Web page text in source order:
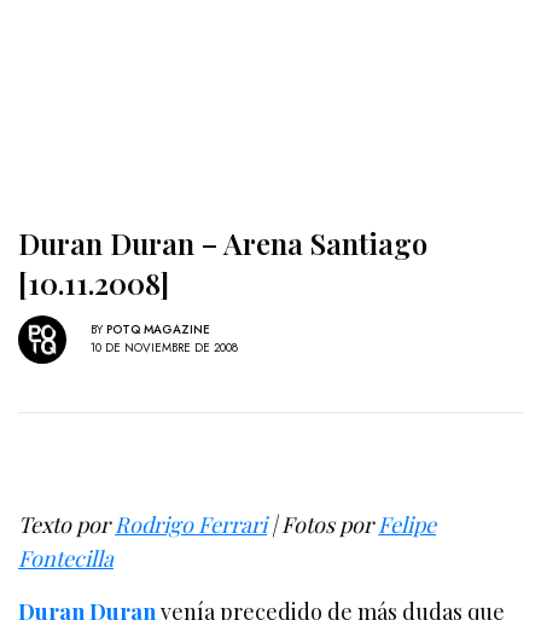
Duran Duran – Arena Santiago
[10.11.2008]
BY POTQ MAGAZINE
10 DE NOVIEMBRE DE 2008
Texto porRodrigo Ferrari| Fotos porFelipe
Fontecilla
Duran Duranvenía precedido de más dudas que